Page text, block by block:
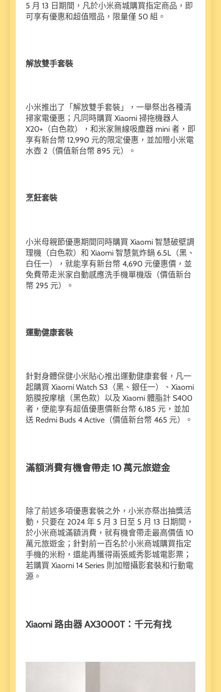
5 月 13 日期間，凡於小米商城購買指定商品，即
可享有優惠和超值贈品，限量僅 50 組。
解放雙手套裝
小米推出了「解放雙手套裝」，一舉祭出各種清
掃家電優惠；凡同時購買 Xiaomi 掃拖機器人
X20+（白色款），和米家無線吸塵器 mini 者，即
享有新台幣 12,990 元的限定優惠，並加贈小米電
水壺 2（價值新台幣 895 元）。
烹飪套裝
小米母親節優惠期間同時購買 Xiaomi 智慧破壁調
理機（白色款）和 Xiaomi 智慧氣炸鍋 6.5L（黑、
白任一），就能享有新台幣 4,690 元優惠價，並
免費帶走米家自動感應洗手機單機版（價值新台
幣 295 元）。
運動健康套裝
針對身體保健小米貼心推出運動健康套餐，凡一
起購買 Xiaomi Watch S3（黑、銀任一）、Xiaomi
筋膜按摩槍（黑色款）以及 Xiaomi 體脂計 S400
者，便能享有超值優惠價新台幣 6,185 元，並加
送 Redmi Buds 4 Active（價值新台幣 465 元）。
滿額消費有機會帶走 10 萬元旅遊金
除了前述多項優惠套裝之外，小米亦祭出抽獎活
動，只要在 2024 年 5 月 3 日至 5 月 13 日期間，
於小米商城滿額消費，就有機會帶走最高價值 10
萬元旅遊金；針對前一百名於小米商城購買指定
手機的米粉，還能再獲得兩張威秀影城電影票；
若購買 Xiaomi 14 Series 則加贈攝影套裝和行動電
源。
Xiaomi 路由器 AX3000T：千元有找